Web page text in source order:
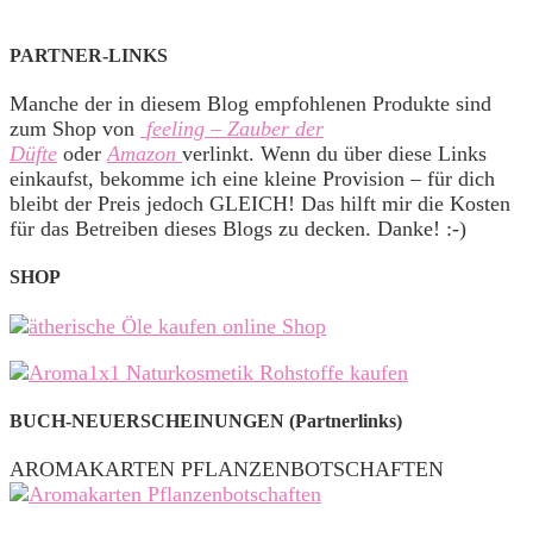
PARTNER-LINKS
Manche der in diesem Blog empfohlenen Produkte sind
zum Shop von feeling – Zauber der
Düfte oderAmazon verlinkt. Wenn du über diese Links
einkaufst, bekomme ich eine kleine Provision – für dich
bleibt der Preis jedoch GLEICH! Das hilft mir die Kosten
für das Betreiben dieses Blogs zu decken. Danke! :-)
SHOP
BUCH-NEUERSCHEINUNGEN (Partnerlinks)
AROMAKARTEN PFLANZENBOTSCHAFTEN